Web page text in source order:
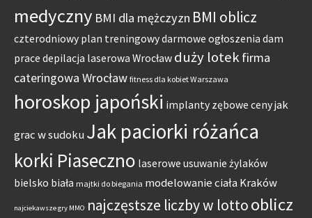
medyczny BMI dla mężczyzn BMI oblicz
czterodniowy plan treningowydarmowe ogłoszenia dam
prace depilacja laserowa Wrocław duży lotekfirma
cateringowa Wrocław fitness dla kobiet Warszawa
horoskop japoński implanty zębowe cenyjak
grac w sudoku Jak paciorki różańca
korki Piaseczno laserowe usuwanie żylaków
bielsko biała majtki do biegania modelowanie ciała Kraków
najciekawsze gry MMO najczęstsze liczby w lottooblicz